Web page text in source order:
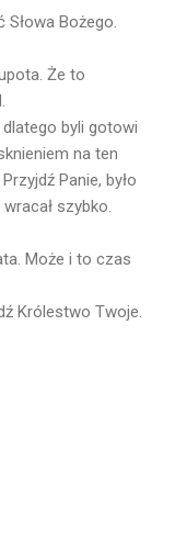
Bożego.
Że to
byli gotowi
na ten
Panie, było
szybko.
Może i to czas
Królestwo Twoje.